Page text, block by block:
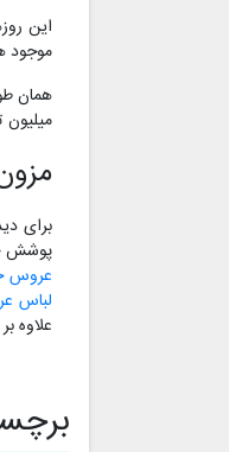
این
موجود
میلیون تومان تا
برای
پوشش
عروس
لباس
علاوه